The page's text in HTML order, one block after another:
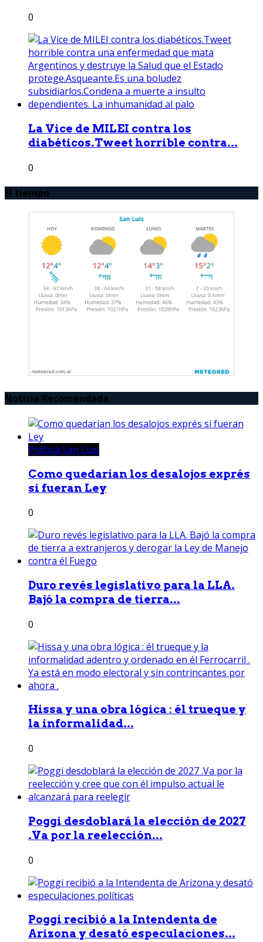
0
La Vice de MILEI contra los
diabéticos.Tweet horrible contra...
0
El tiempo
Noticia Recomendada
Política San Luis
Como quedarían los desalojos exprés
si fueran Ley
0
Duro revés legislativo para la LLA.
Bajó la compra de tierra...
0
Hissa y una obra lógica : él trueque y
la informalidad...
0
Poggi desdoblará la elección de 2027
.Va por la reelección...
0
Poggi recibió a la Intendenta de
Arizona y desató especulaciones...